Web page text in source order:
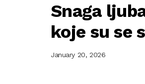
Snaga
koje su se
January 20, 2026